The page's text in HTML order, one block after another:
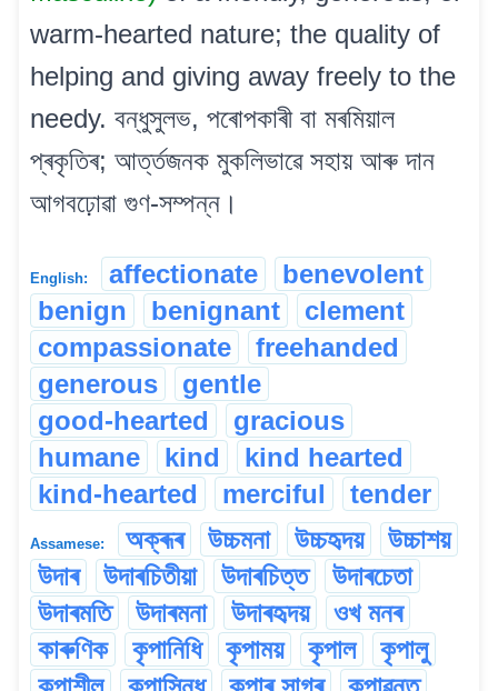
warm-hearted nature; the quality of
helping and giving away freely to the
needy. বন্ধুসুলভ, পৰোপকাৰী বা মৰমিয়াল
প্ৰকৃতিৰ; আৰ্ত্তজনক মুকলিভাৱে সহায় আৰু দান
আগবঢ়োৱা গুণ-সম্পন্ন।
English: affectionate
benevolent
benign
benignant
clement
compassionate
freehanded
generous
gentle
good-hearted
gracious
humane
kind
kind hearted
kind-hearted
merciful tender
Assamese: অক্ৰূৰ উচ্চমনা উচ্চহৃদয়
উচ্চাশয়
উদাৰ
উদাৰচিতীয়া উদাৰচিত্ত
উদাৰচেতা
উদাৰমতি
উদাৰমনা উদাৰহৃদয়
ওখ মনৰ
কাৰুণিক
কৃপানিধি কৃপাময় কৃপাল
কৃপালু